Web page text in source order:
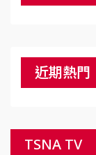
近期熱門
TSNA TV